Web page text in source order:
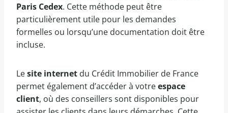
Paris Cedex. Cette méthode peut être
particulièrement utile pour les demandes
formelles ou lorsqu’une documentation doit être
incluse.
Lesite internet du Crédit Immobilier de France
permet également d’accéder à votreespace
client, où des conseillers sont disponibles pour